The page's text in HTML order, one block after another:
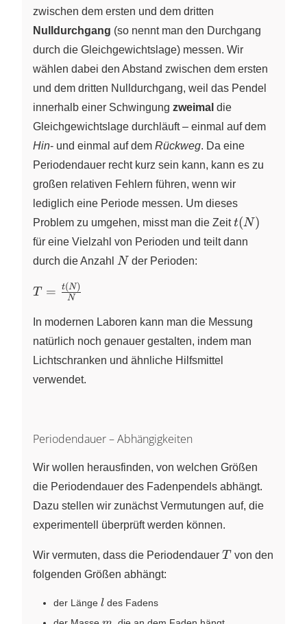
zwischen dem ersten und dem dritten
Nulldurchgang (so nennt man den Durchgang
durch die Gleichgewichtslage) messen. Wir
wählen dabei den Abstand zwischen dem ersten
und dem dritten Nulldurchgang, weil das Pendel
innerhalb einer Schwingung zweimal die
Gleichgewichtslage durchläuft – einmal auf dem
Hin- und einmal auf dem Rückweg. Da eine
Periodendauer recht kurz sein kann, kann es zu
großen relativen Fehlern führen, wenn wir
lediglich eine Periode messen. Um dieses
Problem zu umgehen, misst man die Zeitt(N)
t(N)
für eine Vielzahl von Perioden und teilt dann
durch die Anzahl
N
N der Perioden:
T =
\frac{t(N)}
{N}
T = N
t(N)
In modernen Laboren kann man die Messung
natürlich noch genauer gestalten, indem man
Lichtschranken und ähnliche Hilfsmittel
verwendet.
Periodendauer – Abhängigkeiten
Wir wollen herausfinden, von welchen Größen
die Periodendauer des Fadenpendels abhängt.
Dazu stellen wir zunächst Vermutungen auf, die
experimentell überprüft werden können.
Wir vermuten, dass die Periodendauer T
T von den
folgenden Größen abhängt:
der Länge l
l des Fadens